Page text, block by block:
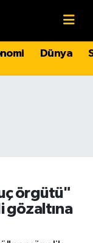
Dünya
örgütü"
gözaltına